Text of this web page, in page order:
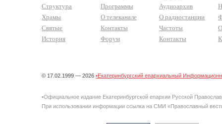
Структура
Храмы
Святые
История
Программы
О телеканале
Контакты
Форум
Аудиоархив
О радиостанции
Частоты
Контакты
© 17.02.1999 — 2026•Екатеринбургский епархиальный
•Официальное издание Екатеринбургской епархии Русской
При использовании информации ссылка на СМИ «Православный